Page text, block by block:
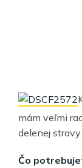
mám veľmi
delenej
Čo